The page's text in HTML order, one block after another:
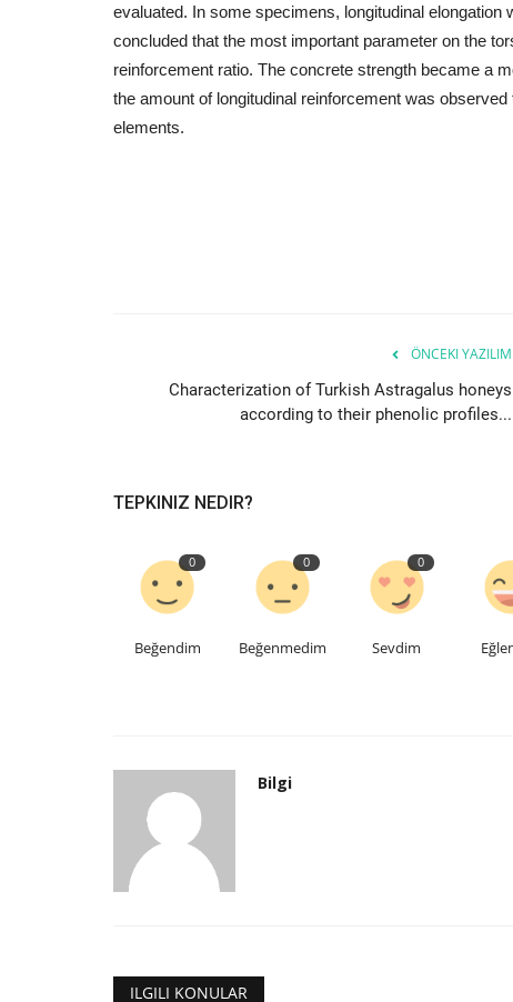
evaluated. In some specimens, longitudinal
concluded that the most important parameter on the
reinforcement ratio. The concrete strength became a
the amount of longitudinal reinforcement was
elements.
ÖNCEKI YAZILIM
Characterization of Turkish Astragalus honeys
according to their phenolic profiles...
TEPKINIZ NEDIR?
0
Beğendim
0
Beğenmedim
0
Sevdim
Bilgi
ILGILI KONULAR
Bilgi Kas 7, 2023